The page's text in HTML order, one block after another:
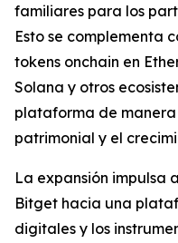
familiares para los
Esto se complementa
tokens onchain en
Solana y otros
plataforma de
patrimonial y el
La expansión impulsa
Bitget hacia una
digitales y los